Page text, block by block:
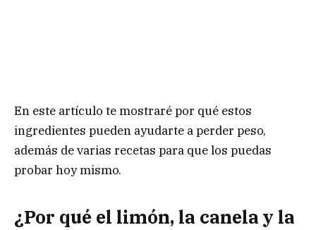
En este artículo te mostraré por qué estos
ingredientes pueden ayudarte a perder peso,
además de varias recetas para que los puedas
probar hoy mismo.
¿Por qué el limón, la canela y la